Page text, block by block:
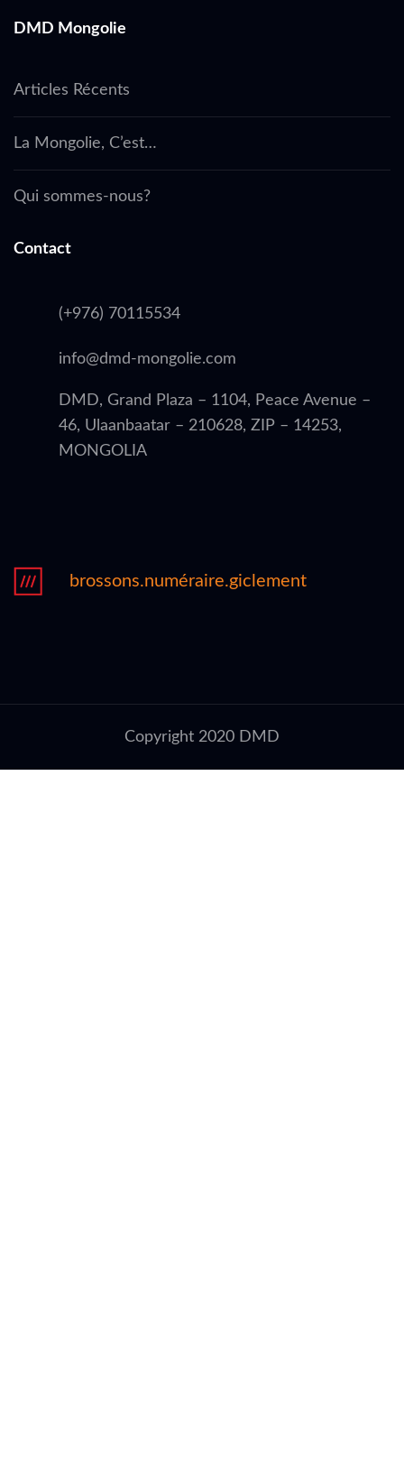
DMD Mongolie
Articles Récents
La Mongolie, C’est…
Qui sommes-nous?
Contact
(+976) 70115534
info@dmd-mongolie.com
DMD, Grand Plaza – 1104, Peace Avenue –
46, Ulaanbaatar – 210628, ZIP – 14253,
MONGOLIA
brossons.numéraire.giclement
Copyright 2020 DMD